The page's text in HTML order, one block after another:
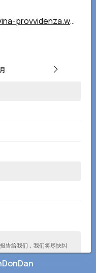
告给我们，我们将尽快纠